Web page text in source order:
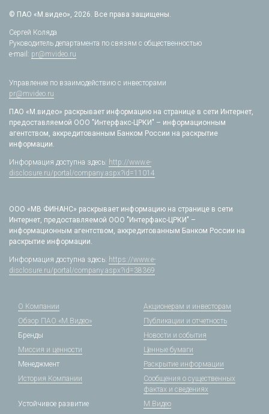
© ПАО «М.видео», 2026. Все права защищены.
Сергей Коляда
Руководитель департамента по связям с общественностью
e-mail: pr@mvideo.ru
Управление по взаимодействию с инвесторами
pr@mvideo.ru
ПАО «М.видео» раскрывает информацию на странице в сети Интернет,
предоставляемой ООО "Интерфакс-ЦРКИ" – информационным
агентством, аккредитованным Банком России на раскрытие
информации.
Информация доступна здесь: http://www.e-
disclosure.ru/portal/company.aspx?id=11014
ООО «МВ ФИНАНС» раскрывает информацию на странице в сети
Интернет, предоставляемой ООО "Интерфакс-ЦРКИ" –
информационным агентством, аккредитованным Банком России на
раскрытие информации.
Информация доступна здесь: https://www.e-
disclosure.ru/portal/company.aspx?id=38369
О Компании
Обзор ПАО «М.Видео»
Бренды
Миссия и ценности
Менеджмент
История Компании
Акционерам и инвесторам
Публикации и отчетность
Новости и события
Ценные бумаги
Раскрытие информации
Сообщения о существенных
фактах и сведениях
Устойчивое развитие
М.Видео